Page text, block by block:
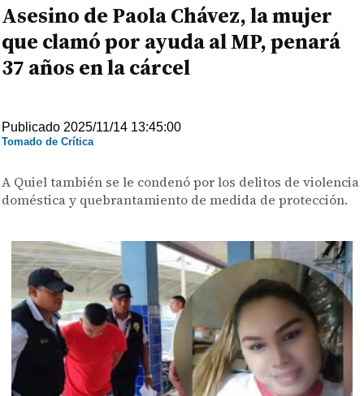
Asesino de Paola Chávez, la mujer
que clamó por ayuda al MP, penará
37 años en la cárcel
Publicado 2025/11/14 13:45:00
Tomado de Crítica
A Quiel también se le condenó por los delitos de violencia
doméstica y quebrantamiento de medida de protección.